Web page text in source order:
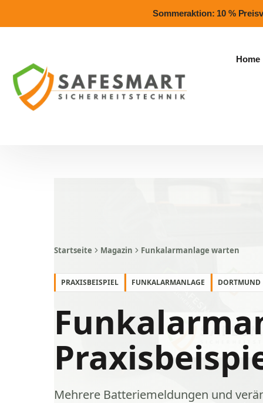
Sommeraktion: 10 %
Home
Startseite Magazin Funkalarmanlage warten
PRAXISBEISPIEL FUNKALARMANLAGE DORTMUND
Mehrere Batteriemeldungen und